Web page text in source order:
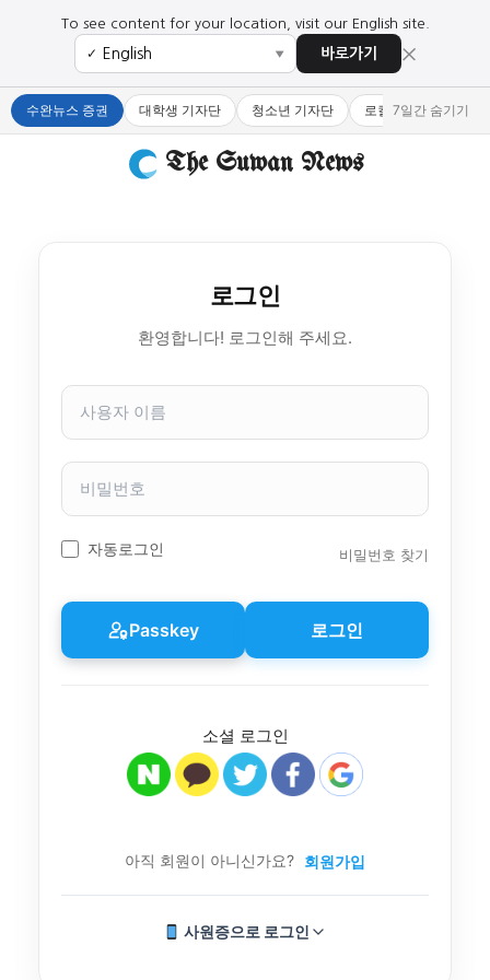
To see content for your location, visit our English site.
✓ ▼ 바로가기 ×
수완뉴스 증권 대학생 기자단 청소년 기자단 로컬 큐레이터
7일간 숨기기
The Suwan News
로그인
환영합니다! 로그인해 주세요.
사
자
이
비
번
호
자동로그인 비밀번호 찾기
Passkey 로그인
소셜 로그인
아직 회원이 아니신가요? 회원가입
사원증으로 로그인